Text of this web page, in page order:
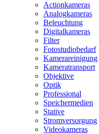
Actionkameras
Analogkameras
Beleuchtung
Digitalkameras
Filter
Fotostudiobedarf
Kamerareinigung
Kameratransport
Objektive
Optik
Professional
Speichermedien
Stative
Stromversorgung
Videokameras